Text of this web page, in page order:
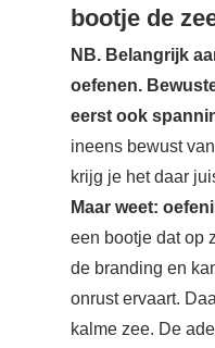
bootje de
NB. Belangrijk
oefenen.
eerst ook
ineens bewust
krijg je het daar
Maar weet:
een bootje dat op
de branding en
onrust ervaart.
kalme zee. De